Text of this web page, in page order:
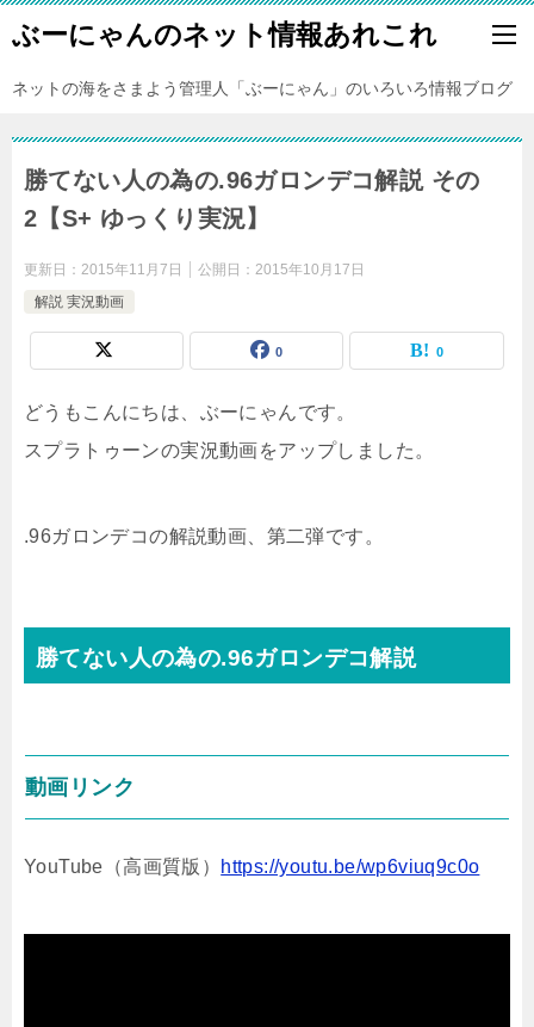
ぶーにゃんのネット情報あれこれ
ネットの海をさまよう管理人「ぶーにゃん」のいろいろ情報ブログ
勝てない人の為の.96ガロンデコ解説 その
2【S+ ゆっくり実況】
更新日： 2015年11月7日 公開日： 2015年10月17日
解説 実況動画
0 0
どうもこんにちは、ぶーにゃんです。
スプラトゥーンの実況動画をアップしました。
.96ガロンデコの解説動画、第二弾です。
勝てない人の為の.96ガロンデコ解説
動画リンク
YouTube（高画質版） https://youtu.be/wp6viuq9c0o